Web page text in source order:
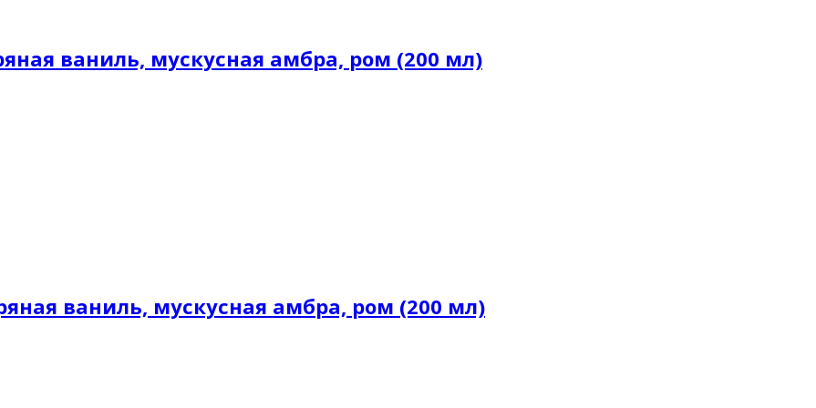
ваниль, мускусная амбра, ром (200 мл)
ваниль, мускусная амбра, ром (200 мл)